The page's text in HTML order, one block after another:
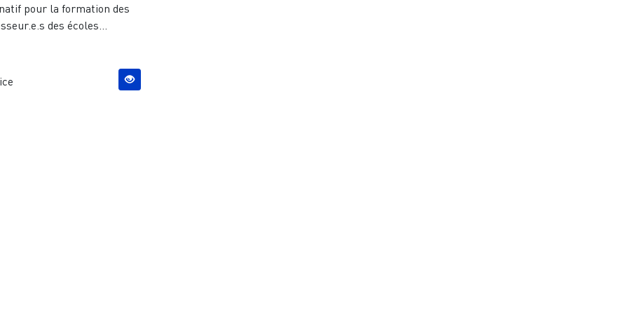
pour la formation des
des écoles...